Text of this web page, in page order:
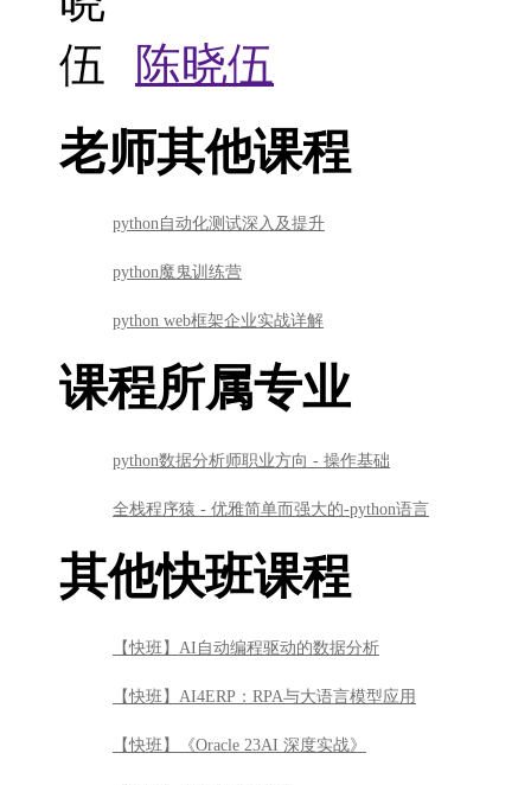
陈晓伍
老师其他课程
python自动化测试深入及提升
python魔鬼训练营
python web框架企业实战详解
课程所属专业
python数据分析师职业方向 - 操作基础
全栈程序猿 - 优雅简单而强大的-python语言
其他快班课程
【快班】AI自动编程驱动的数据分析
【快班】AI4ERP：RPA与大语言模型应用
【快班】《Oracle 23AI 深度实战》